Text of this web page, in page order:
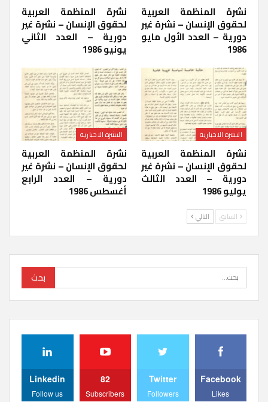
نشرة المنظمة العربية
لحقوق الإنسان – نشرة غير
دورية – العدد الأول مايو
1986
نشرة المنظمة العربية
لحقوق الإنسان – نشرة غير
دورية – العدد الثاني
يونيو 1986
النشرة الاخبارية
نشرة المنظمة العربية
لحقوق الإنسان – نشرة غير
دورية – العدد الثالث
يوليو 1986
النشرة الاخبارية
نشرة المنظمة العربية
لحقوق الإنسان – نشرة غير
دورية – العدد الرابع
أغسطس 1986
السابق التالي
Facebook
Likes
Twitter
Followers
82
Subscribers
Linkedin
Follow us